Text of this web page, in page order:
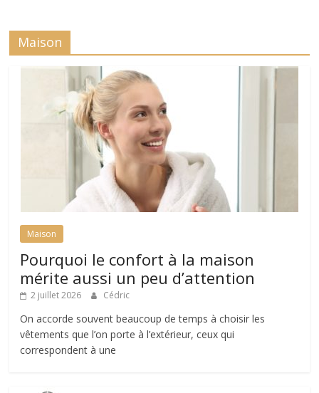
Maison
Maison
Pourquoi le confort à la maison
mérite aussi un peu d’attention
2 juillet 2026 Cédric
On accorde souvent beaucoup de temps à choisir les
vêtements que l’on porte à l’extérieur, ceux qui
correspondent à une